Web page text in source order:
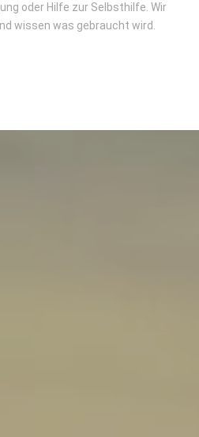
oder Hilfe zur Selbsthilfe. Wir
wissen was gebraucht wird.